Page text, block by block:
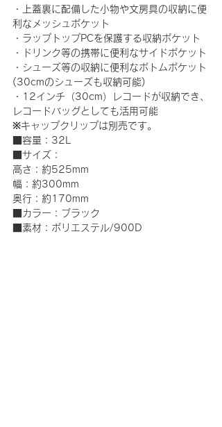
・上蓋裏に配備した小物や文房具の収納に便
利なメッシュポケット
・ラップトップPCを保護する収納ポケット
・ドリンク等の携帯に便利なサイドポケット
・シューズ等の収納に便利なボトムポケット
(30cmのシューズも収納可能)
・12インチ（30cm）レコードが収納でき、
レコードバッグとしても活用可能
※キャップクリップは別売です。
■容量：32L
■サイズ：
高さ：約525mm
幅：約300mm
奥行：約170mm
■カラー：ブラック
■素材：ポリエステル/900D